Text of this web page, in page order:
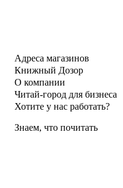
Адреса магазинов
Книжный Дозор
О компании
Читай-город для бизнеса
Хотите у нас работать?
Знаем, что почитать